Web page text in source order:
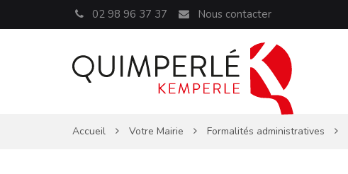
02 98 96 37 37 Nous contacter
Accueil Votre Mairie Formalités administratives